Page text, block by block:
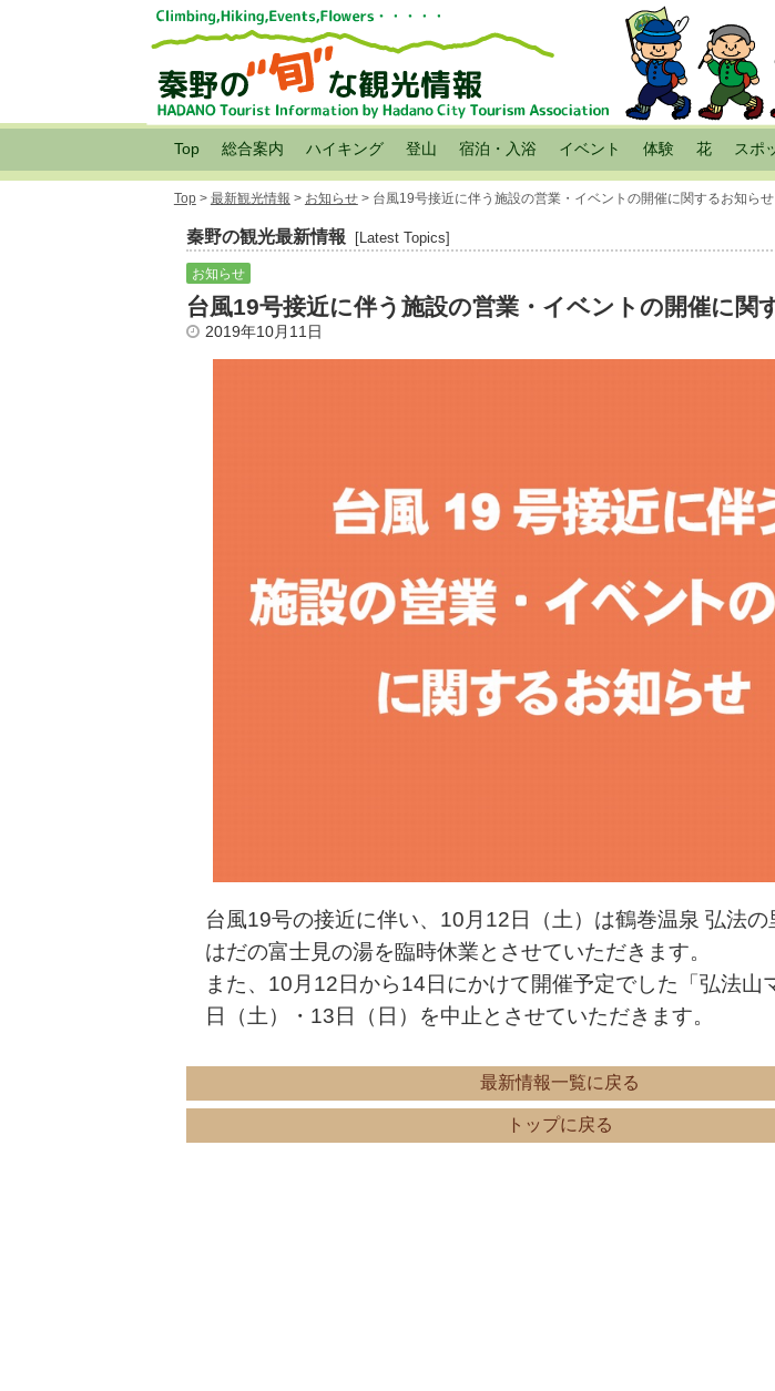
Top 総合案内 ハイキング 登山 宿泊・入浴 イベント 体験 花 スポ
Top> 最新観光情報 > お知らせ> 台風19号接近に伴う施設の営業・イベントの開催に関するお知らせ
秦野の観光最新情報 [Latest Topics]
お知らせ
台風19号接近に伴う施設の営業・イベントの開催に関
2019年10月11日
台風19号の接近に伴い、10月12日（土）は鶴巻温泉 弘法の
はだの富士見の湯を臨時休業とさせていただきます。
また、10月12日から14日にかけて開催予定でした「弘法山
日（土）・13日（日）を中止とさせていただきます。
最新情報一覧に戻る
トップに戻る